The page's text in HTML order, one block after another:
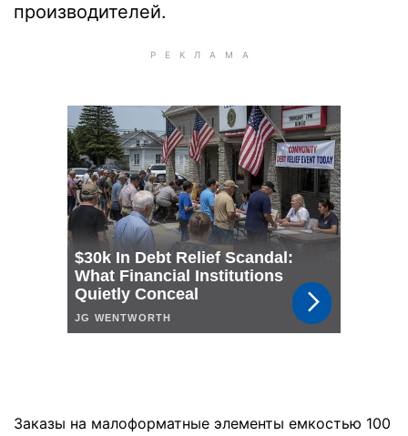
производителей.
Заказы на малоформатные элементы емкостью 100